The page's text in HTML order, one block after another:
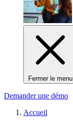
Fermer le menu
Demander une démo
Accueil